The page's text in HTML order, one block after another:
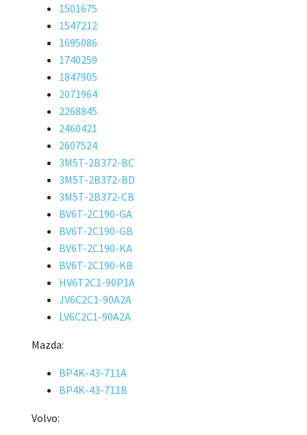
1501675
1547212
1695086
1740259
1847905
2071964
2268845
2460421
2607524
3M5T-2B372-BC
3M5T-2B372-BD
3M5T-2B372-CB
BV6T-2C190-GA
BV6T-2C190-GB
BV6T-2C190-KA
BV6T-2C190-KB
HV6T2C1-90P1A
JV6C2C1-90A2A
LV6C2C1-90A2A
Mazda:
BP4K-43-711A
BP4K-43-711B
Volvo: